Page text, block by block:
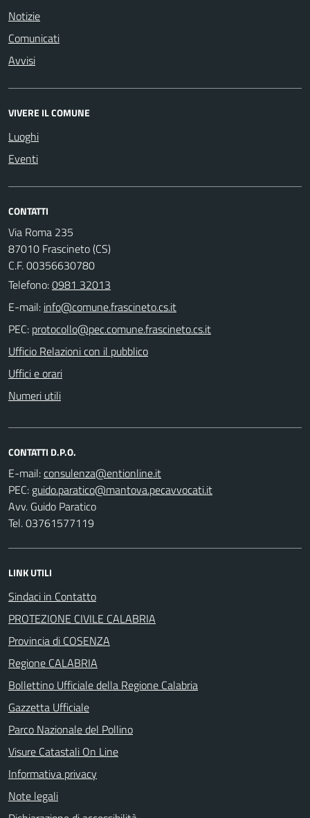
Notizie
Comunicati
Avvisi
VIVERE IL COMUNE
Luoghi
Eventi
CONTATTI
Via Roma 235
87010 Frascineto (CS)
C.F. 00356630780
Telefono:0981 32013
E-mail:
PEC:
Ufficio Relazioni con il pubblico
Uffici e orari
Numeri utili
CONTATTI D.P.O.
E-mail:
PEC:
Avv. Guido Paratico
Tel. 03761577119
LINK UTILI
Sindaci in Contatto
PROTEZIONE CIVILE CALABRIA
Provincia di COSENZA
Regione CALABRIA
Bollettino Ufficiale della Regione Calabria
Gazzetta Ufficiale
Parco Nazionale del Pollino
Visure Catastali On Line
Informativa privacy
Note legali